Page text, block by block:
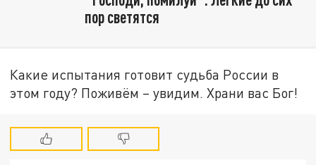
пор светятся
Какие испытания готовит судьба России в
этом году? Поживём – увидим. Храни вас Бог!